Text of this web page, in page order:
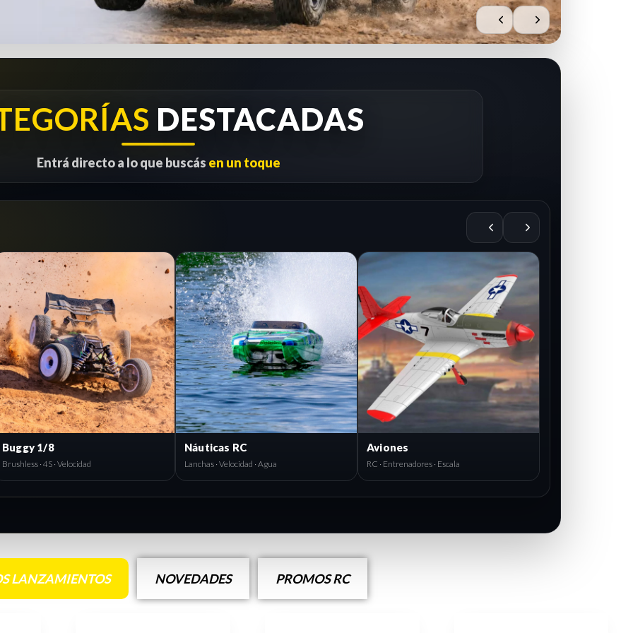
DESTACADAS
Entrá directo a lo que buscás en un toque
1/8
Buggy 1/8
Brushless · 4S · Velocidad
RC
Náuticas RC
Lanchas · Velocidad · Agua
Aviones
RC · Entrenadores · Escala
LANZAMIENTOS NOVEDADES PROMOS RC